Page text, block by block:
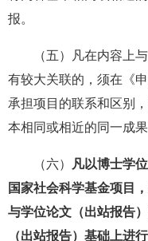
报。
（五）凡在内容上
有较大关联的，须在《
承担项目的联系和区别
本相同或相近的同一成
（六）
凡以博士学
国家社会科学基金项目
与学位论文（出站报告
（出站报告）基础上进